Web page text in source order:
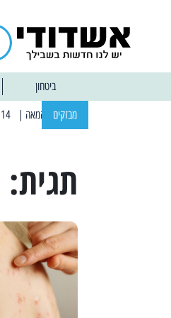
ביטחון
מבזקים | 12:14 13/01/2025 אחרי שבוע: הוסר איסור הרחצה בחופי אשדוד
תגית: